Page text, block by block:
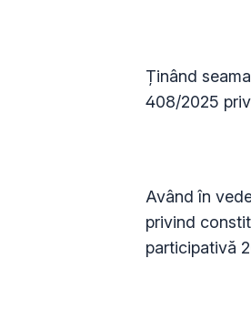
Ținând
408/2025
Având în
privind
participativă